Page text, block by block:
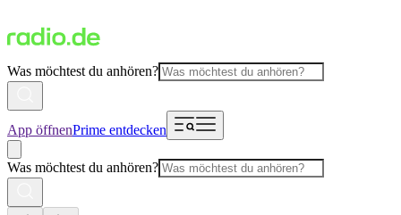
Was möchtest du anhören?
App öffnenPrime entdecken
Was möchtest du anhören?